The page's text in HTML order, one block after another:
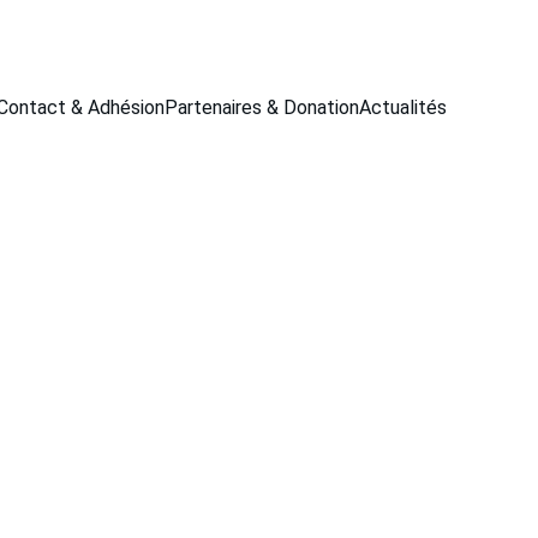
& AdhésionPartenaires & DonationActualités